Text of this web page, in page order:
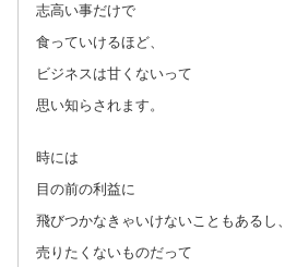
志高い事だけで
食っていけるほど、
ビジネスは甘くないって
思い知らされます。
時には
目の前の利益に
飛びつかなきゃいけないこともあるし、
売りたくないものだって